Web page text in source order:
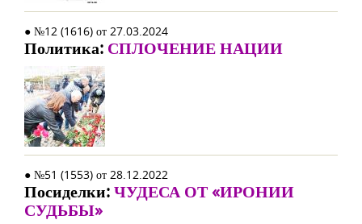
● №12 (1616) от 27.03.2024
Политика: СПЛОЧЕНИЕ НАЦИИ
● №51 (1553) от 28.12.2022
Посиделки:ЧУДЕСА ОТ «ИРОНИИ
СУДЬБЫ»